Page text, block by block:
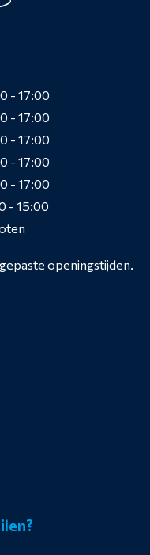
- 17:00
- 17:00
- 17:00
- 17:00
- 17:00
- 15:00
openingstijden.